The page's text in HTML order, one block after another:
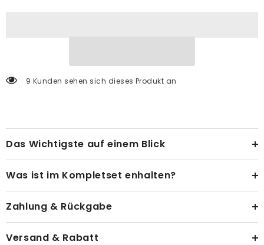
9 Kunden sehen sich dieses Produkt an
Das Wichtigste auf einem Blick
Was ist im Kompletset enhalten?
Zahlung & Rückgabe
Versand & Rabatt